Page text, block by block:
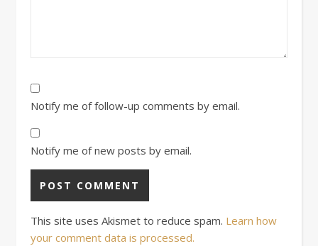
Notify me of follow-up comments by email.
Notify me of new posts by email.
This site uses Akismet to reduce spam. Learn how
your comment data is processed.